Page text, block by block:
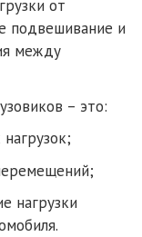
от
подвешивание и
между
– это:
нагрузки